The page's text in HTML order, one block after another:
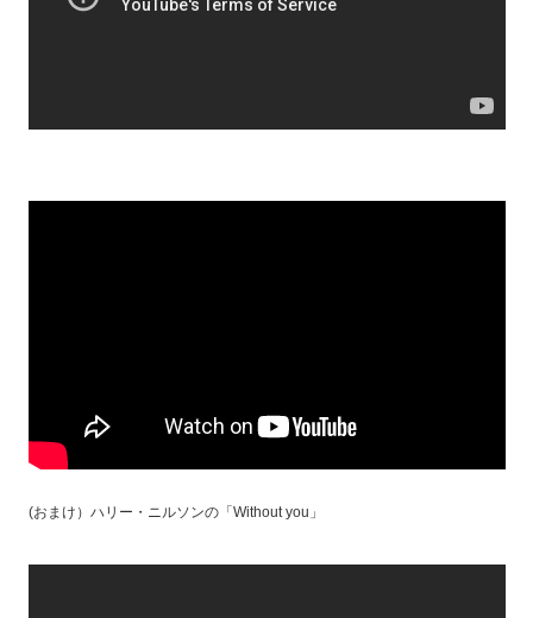
(おまけ）ハリー・ニルソンの「Without you」